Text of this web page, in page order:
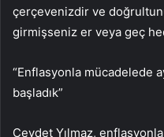
çerçevenizdir ve
girmişseniz er veya geç
“Enflasyonla mücadelede
başladık”
Cevdet Yılmaz,